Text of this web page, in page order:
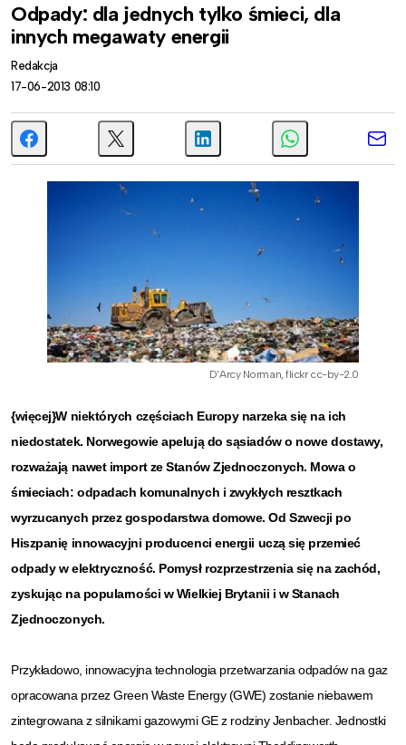
Odpady: dla jednych tylko śmieci, dla
innych megawaty energii
Redakcja
17-06-2013 08:10
D'Arcy Norman, flickr cc-by-2.0
{więcej}W niektórych częściach Europy narzeka się na ich
niedostatek. Norwegowie apelują do sąsiadów o nowe dostawy,
rozważają nawet import ze Stanów Zjednoczonych. Mowa o
śmieciach: odpadach komunalnych i zwykłych resztkach
wyrzucanych przez gospodarstwa domowe. Od Szwecji po
Hiszpanię innowacyjni producenci energii uczą się przemieć
odpady w elektryczność. Pomysł rozprzestrzenia się na zachód,
zyskując na popularności w Wielkiej Brytanii i w Stanach
Zjednoczonych.
Przykładowo, innowacyjna technologia przetwarzania odpadów na gaz
opracowana przez Green Waste Energy (GWE) zostanie niebawem
zintegrowana z silnikami gazowymi GE z rodziny Jenbacher. Jednostki